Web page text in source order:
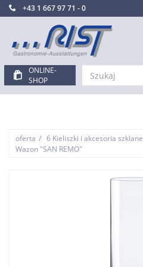
+43 1 667 97 71 - 0
ONLINE-
SHOP
oferta / 6 Kieliszki i akcesoria szklane
Wazon "SAN REMO"